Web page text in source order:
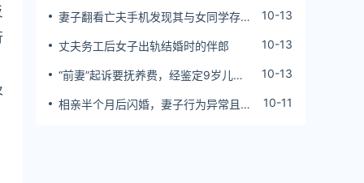
妻子翻看亡夫手机发现其与女同学存婚
10-13
丈夫务工后女子出轨结婚时的伴郎 10-13
“前妻”起诉要抚养费，经鉴定9岁儿子
10-13
相亲半个月后闪婚，妻子行为异常且持
10-11